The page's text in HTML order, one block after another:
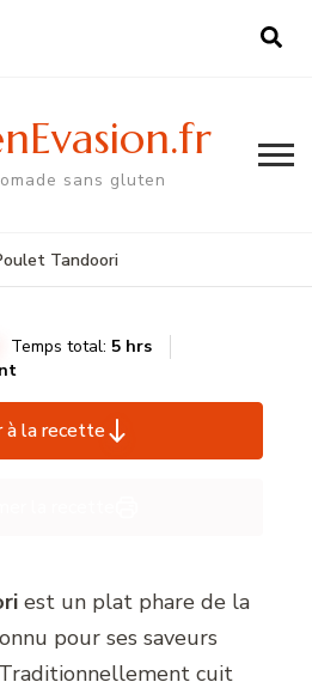
sans gluten
Tandoori
Temps total: 5 hrs
à la recette
est un plat phare de la
pour ses saveurs
cuit